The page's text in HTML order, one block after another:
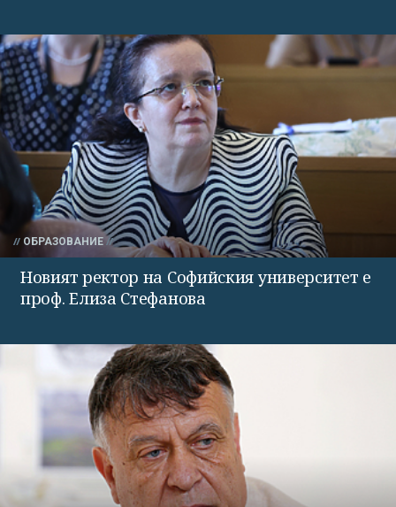
ОБРАЗОВАНИЕ
Новият ректор на Софийския университет е
проф. Елиза Стефанова